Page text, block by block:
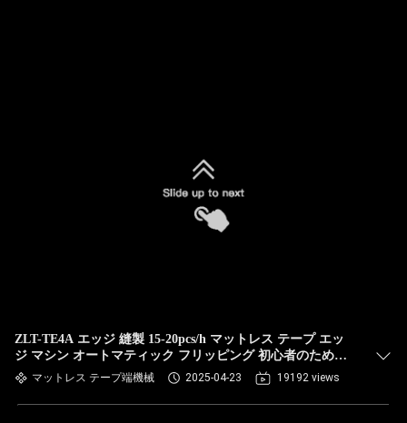
ZLT-TE4A エッジ 縫製 15-20pcs/h マットレス テープ エッ
ジ マシン オートマティック フリッピング 初心者のための
簡単な操作 OEM 中国
マットレス テープ端機械 2025-04-23 19192 views